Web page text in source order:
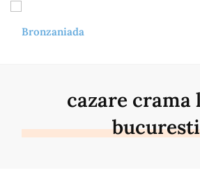
cazare crama
bucuresti